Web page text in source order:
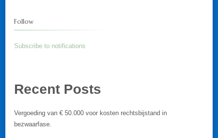
Follow
Subscribe to notifications
Recent Posts
Vergoeding van € 50.000 voor kosten rechtsbijstand in
bezwaarfase.